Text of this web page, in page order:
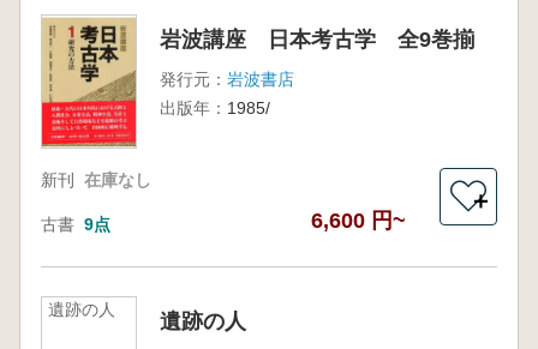
岩波講座 日本考古学 全9巻揃
発行元： 岩波書店
出版年： 1985/
新刊 在庫なし
古書 9点 6,600 円~
＋
遺跡の人 遺跡の人